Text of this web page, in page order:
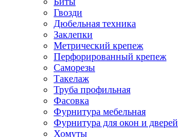
Гвозди
Дюбельная техника
Заклепки
Метрический крепеж
Перфорированный крепеж
Саморезы
Такелаж
Труба профильная
Фасовка
Фурнитура мебельная
Фурнитура для окон и дверей
Хомуты